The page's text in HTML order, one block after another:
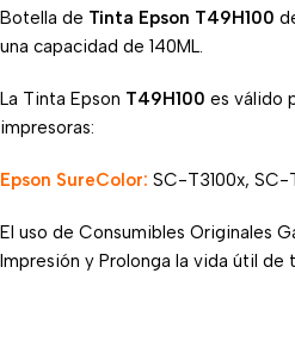
Botella de Tinta Epson T49H100
una capacidad de 140ML.
La Tinta Epson T49H100 es válido
impresoras:
Epson SureColor: SC-T3100x, SC-
El uso de Consumibles Originales
Impresión y Prolonga la vida útil de